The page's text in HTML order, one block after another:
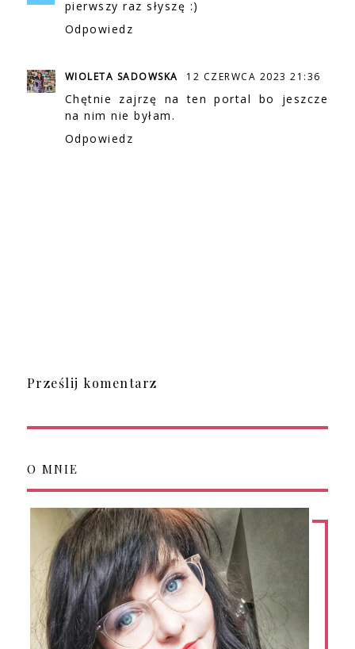
pierwszy raz słyszę :)
Odpowiedz
WIOLETA SADOWSKA 12 CZERWCA 2023 21:36
Chętnie zajrzę na ten portal bo jeszcze
na nim nie byłam.
Odpowiedz
Prześlij komentarz
O MNIE